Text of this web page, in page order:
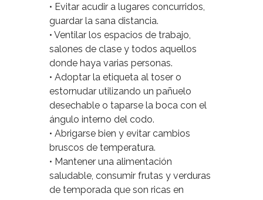
• Evitar acudir a lugares concurridos,
guardar la sana distancia.
• Ventilar los espacios de trabajo,
salones de clase y todos aquellos
donde haya varias personas.
• Adoptar la etiqueta al toser o
estornudar utilizando un pañuelo
desechable o taparse la boca con el
ángulo interno del codo.
• Abrigarse bien y evitar cambios
bruscos de temperatura.
• Mantener una alimentación
saludable, consumir frutas y verduras
de temporada que son ricas en